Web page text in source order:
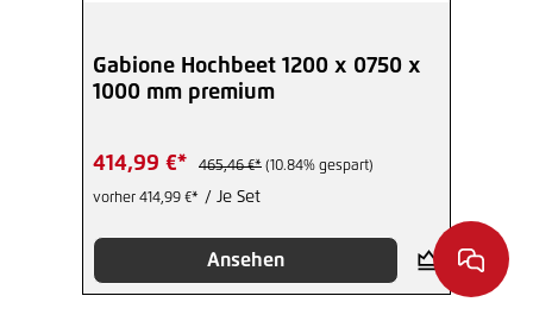
Gabione Hochbeet 1200 x 0750 x
1000 mm premium
414,99 €* 465,46 €* (10.84% gespart)
vorher 414,99 €* / Je Set
Ansehen